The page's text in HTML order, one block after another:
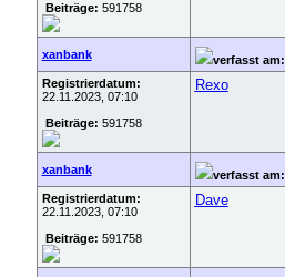
Beiträge: 591758
xanbank verfasst am:
Registrierdatum:
22.11.2023, 07:10
Beiträge: 591758
Rexo
xanbank verfasst am:
Registrierdatum:
22.11.2023, 07:10
Beiträge: 591758
Dave